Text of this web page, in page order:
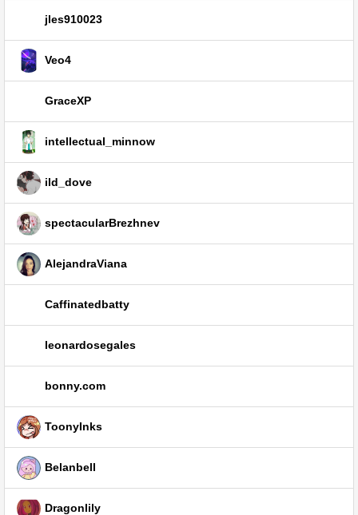
jles910023
Veo4
GraceXP
intellectual_minnow
ild_dove
spectacularBrezhnev
AlejandraViana
Caffinatedbatty
leonardosegales
bonny.com
ToonyInks
Belanbell
Dragonlily